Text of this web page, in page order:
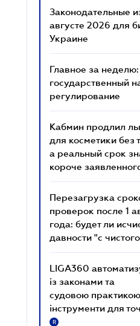
Законодательные
августе 2026 для
Украине
Главное за неделю:
государственный
регулирование
Кабмин продлил
для косметики без
а реальный срок
короче
Перезагрузка
проверок после 1
года: будет ли
давности "с
LIGA360
із законами та
судовою
інструменти для
R